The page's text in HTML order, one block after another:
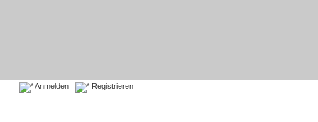
Anmelden Registrieren